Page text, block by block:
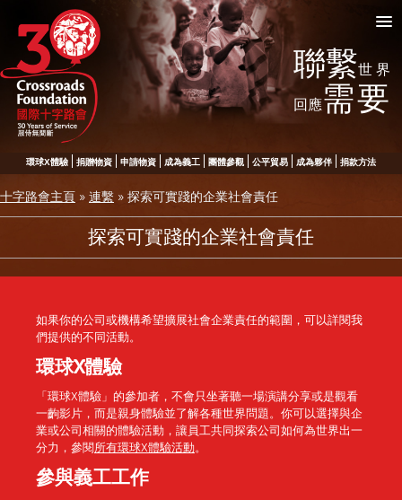
聯繫世界
回應需要
環球X體驗 捐贈物資 申請物資 成為義工 團體參觀 公平貿易 成為夥伴 捐款方法
十字路會主頁 » 連繫 » 探索可實踐的企業社會責任
探索可實踐的企業社會責任
如果你的公司或機構希望擴展社會企業責任的範圍，可以詳閱我
們提供的不同活動。
環球X體驗
「環球X體驗」的參加者，不會只坐著聽一場演講分享或是觀看
一齣影片，而是親身體驗並了解各種世界問題。你可以選擇與企
業或公司相關的體驗活動，讓員工共同探索公司如何為世界出一
分力，參閱所有環球X體驗活動。
參與義工工作